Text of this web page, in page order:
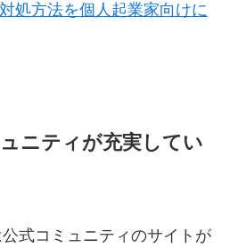
処方法を個人起業家向けに
ニティが充実してい
式コミュニティのサイトが